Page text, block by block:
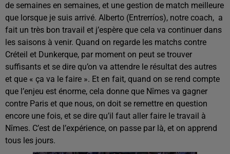
de semaines en semaines, et une gestion de match meilleure
que lorsque je suis arrivé. Alberto (Entrerríos), notre coach, a
fait un très bon travail et j’espère que cela va continuer dans
les saisons à venir. Quand on regarde les matchs contre
Créteil et Dunkerque, par moment on peut se trouver
suffisants et se dire qu’on va attendre le résultat des autres
et que « ça va le faire ». Et en fait, quand on se rend compte
que l’enjeu est énorme, cela donne que Nîmes va gagner
contre Paris et que nous, on doit se remettre en question
encore une fois, et se dire qu’il faut aller faire le travail à
Nîmes. C’est de l’expérience, on passe par là, et on apprend
tous les jours.